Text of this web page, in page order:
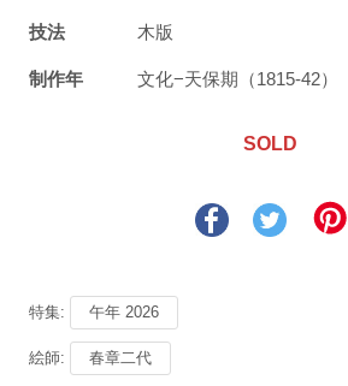
技法 木版
制作年 文化−天保期（1815-42）
SOLD
特集: 午年 2026
絵師: 春章二代